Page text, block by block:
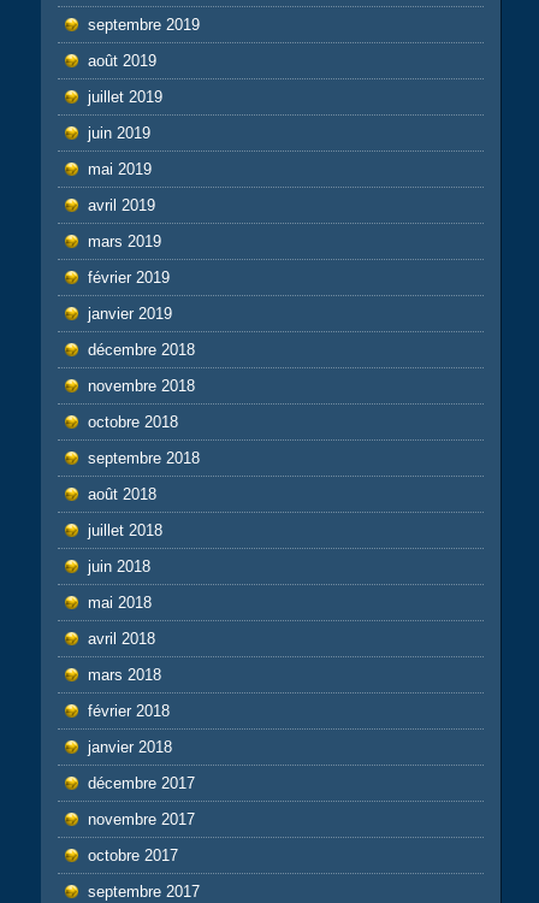
septembre 2019
août 2019
juillet 2019
juin 2019
mai 2019
avril 2019
mars 2019
février 2019
janvier 2019
décembre 2018
novembre 2018
octobre 2018
septembre 2018
août 2018
juillet 2018
juin 2018
mai 2018
avril 2018
mars 2018
février 2018
janvier 2018
décembre 2017
novembre 2017
octobre 2017
septembre 2017